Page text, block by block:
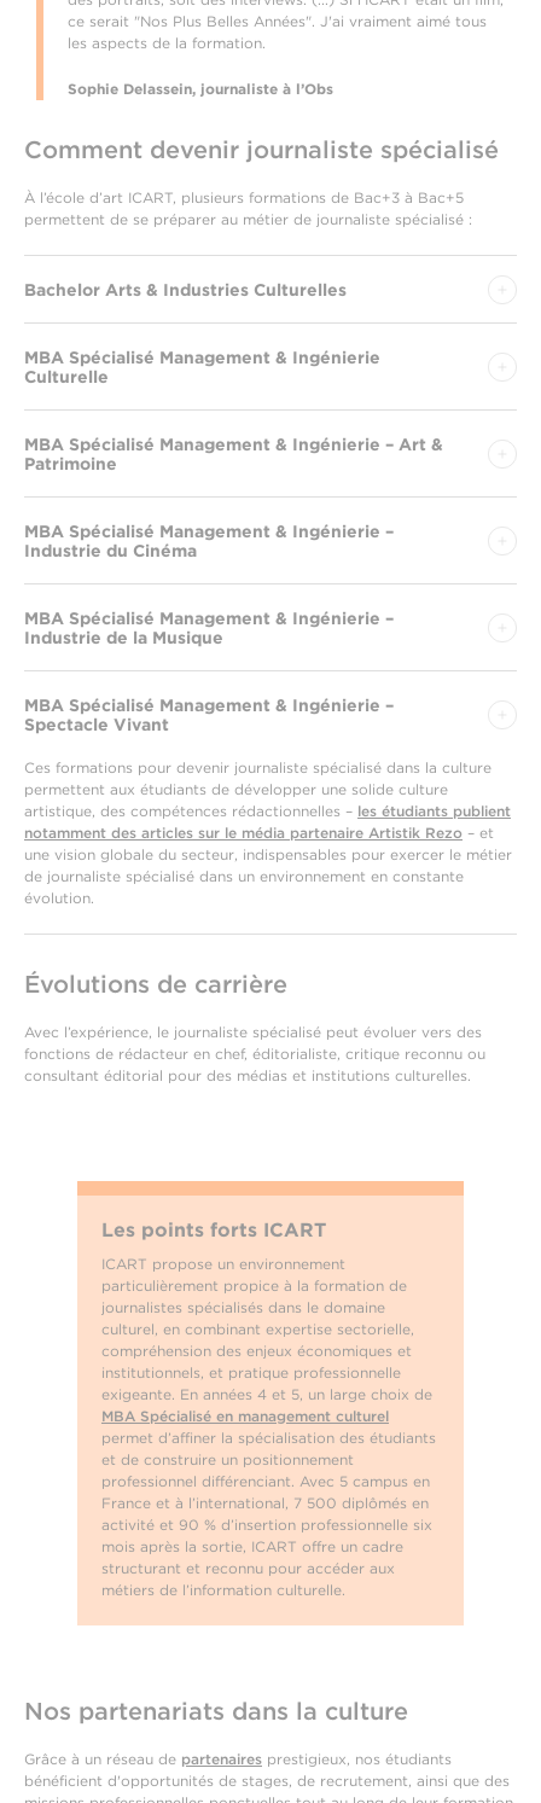
ce serait "Nos Plus Belles Années". J'ai vraiment aimé tous
les aspects de la formation.
Sophie Delassein, journaliste à l’Obs
Comment devenir journaliste spécialisé
À l’école d’art ICART, plusieurs formations de Bac+3 à Bac+5
permettent de se préparer au métier de journaliste spécialisé :
Bachelor Arts & Industries Culturelles
MBA Spécialisé Management & Ingénierie
Culturelle
MBA Spécialisé Management & Ingénierie – Art &
Patrimoine
MBA Spécialisé Management & Ingénierie –
Industrie du Cinéma
MBA Spécialisé Management & Ingénierie –
Industrie de la Musique
MBA Spécialisé Management & Ingénierie –
Spectacle Vivant
Ces formations pour devenir journaliste spécialisé dans la culture
permettent aux étudiants de développer une solide culture
artistique, des compétences rédactionnelles – les étudiants publient
notamment des articles sur le média partenaire Artistik Rezo – et
une vision globale du secteur, indispensables pour exercer le métier
de journaliste spécialisé dans un environnement en constante
évolution.
Évolutions de carrière
Avec l’expérience, le journaliste spécialisé peut évoluer vers des
fonctions de rédacteur en chef, éditorialiste, critique reconnu ou
consultant éditorial pour des médias et institutions culturelles.
Les points forts ICART
ICART propose un environnement
particulièrement propice à la formation de
journalistes spécialisés dans le domaine
culturel, en combinant expertise sectorielle,
compréhension des enjeux économiques et
institutionnels, et pratique professionnelle
exigeante. En années 4 et 5, un large choix de
MBA Spécialisé en management culturel
permet d’affiner la spécialisation des étudiants
et de construire un positionnement
professionnel différenciant. Avec 5 campus en
France et à l’international, 7 500 diplômés en
activité et 90 % d’insertion professionnelle six
mois après la sortie, ICART offre un cadre
structurant et reconnu pour accéder aux
métiers de l’information culturelle.
Nos partenariats dans la culture
Grâce à un réseau de partenaires prestigieux, nos étudiants
bénéficient d'opportunités de stages, de recrutement, ainsi que des